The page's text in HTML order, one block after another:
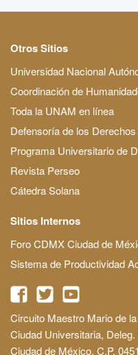
Otros Sitios
Universidad Nacional
Coordinación de
Toda la UNAM en línea
Defensoría de los
Programa Universitario de
Revista Perseo
Cátedra Solana
Sitios Internos
Foro CDMX Ciudad de
Sistema de Productividad
Circuito Maestro Mario de
Ciudad Universitaria,
Ciudad de México, C.P.